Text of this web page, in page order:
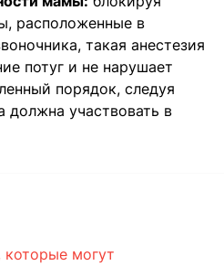
расположенные в
такая анестезия
потуг и не нарушает
порядок, следуя
участвовать в
могут